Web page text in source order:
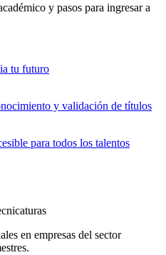
y pasos para ingresar a
tu futuro
y validación de títulos
para todos los talentos
en empresas del sector